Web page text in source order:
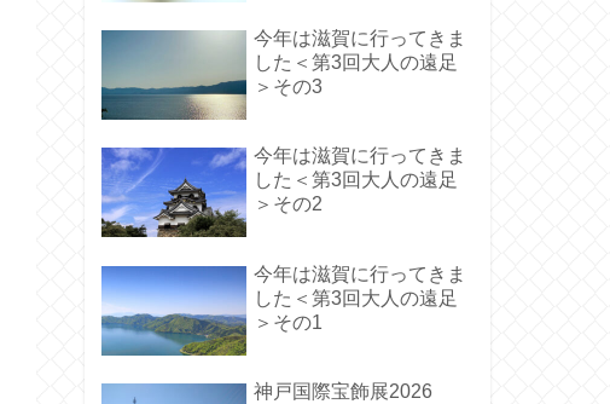
今年は滋賀に行ってきま
した＜第3回大人の遠足
＞その3
今年は滋賀に行ってきま
した＜第3回大人の遠足
＞その2
今年は滋賀に行ってきま
した＜第3回大人の遠足
＞その1
神戸国際宝飾展2026